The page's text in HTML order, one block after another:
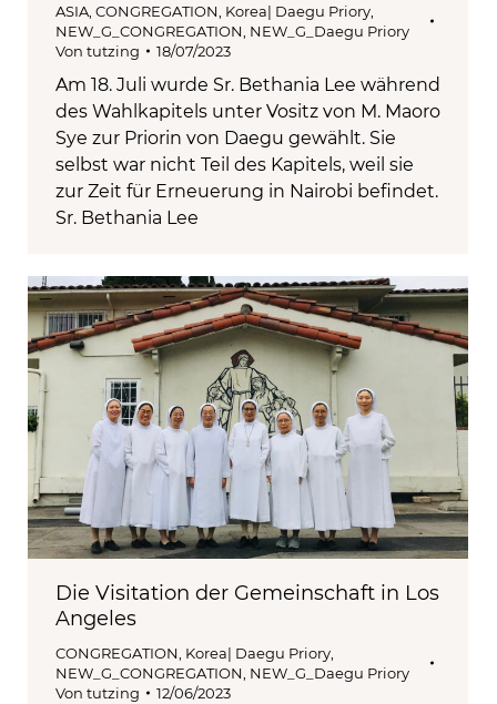
ASIA CONGREGATION Korea| Daegu Priory
NEW_G_CONGREGATION NEW_G_Daegu Priory
Von tutzing 18/07/2023
Am 18. Juli wurde Sr. Bethania Lee während
des Wahlkapitels unter Vositz von M. Maoro
Sye zur Priorin von Daegu gewählt. Sie
selbst war nicht Teil des Kapitels, weil sie
zur Zeit für Erneuerung in Nairobi befindet.
Sr. Bethania Lee
Die Visitation der Gemeinschaft in Los
Angeles
CONGREGATION, Korea| Daegu Priory,
NEW_G_CONGREGATION, NEW_G_Daegu Priory
Von tutzing 12/06/2023